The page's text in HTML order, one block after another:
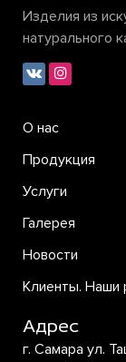
Изделия из
натурального
О нас
Продукция
Услуги
Галерея
Новости
Клиенты. Наши
Адрес
г. Самара ул.